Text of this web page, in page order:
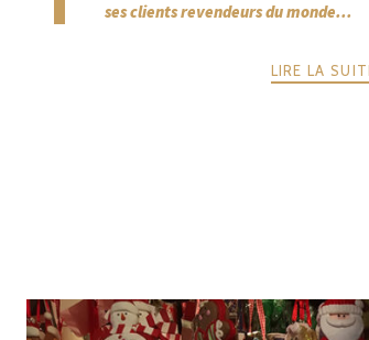
ses clients revendeurs du monde...
LIRE LA